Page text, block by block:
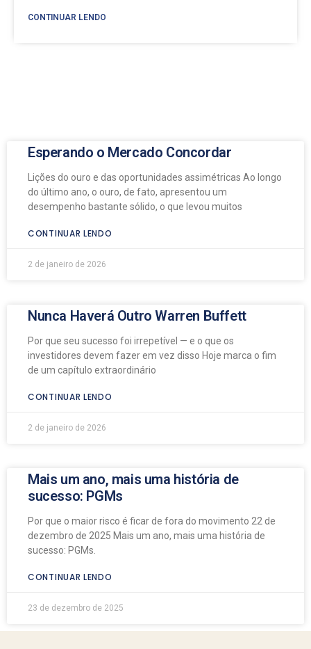
CONTINUAR LENDO
Esperando o Mercado Concordar
Lições do ouro e das oportunidades assimétricas Ao longo
do último ano, o ouro, de fato, apresentou um
desempenho bastante sólido, o que levou muitos
CONTINUAR LENDO
2 de janeiro de 2026
Nunca Haverá Outro Warren Buffett
Por que seu sucesso foi irrepetível — e o que os
investidores devem fazer em vez disso Hoje marca o fim
de um capítulo extraordinário
CONTINUAR LENDO
2 de janeiro de 2026
Mais um ano, mais uma história de
sucesso: PGMs
Por que o maior risco é ficar de fora do movimento 22 de
dezembro de 2025 Mais um ano, mais uma história de
sucesso: PGMs.
CONTINUAR LENDO
23 de dezembro de 2025